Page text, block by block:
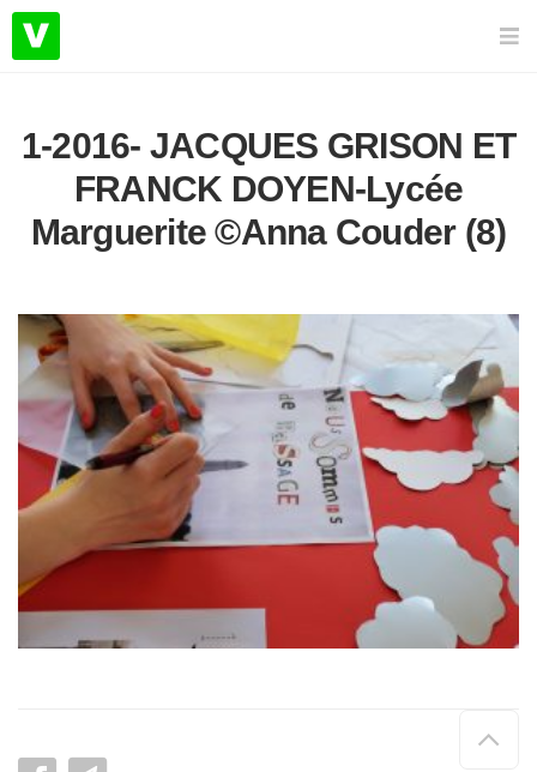
1-2016- JACQUES GRISON ET
FRANCK DOYEN-Lycée
Marguerite ©Anna Couder (8)
de